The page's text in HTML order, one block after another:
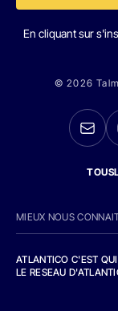
En cliquant sur
© 2026
MIEUX NOUS
ATLANTICO C'EST
LE RESEAU